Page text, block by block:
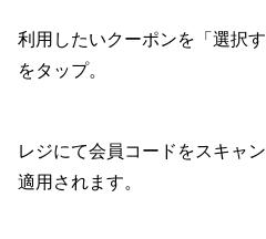
利用したいクーポンを「選択
をタップ。
レジにて会員コードをスキャ
適用されます。